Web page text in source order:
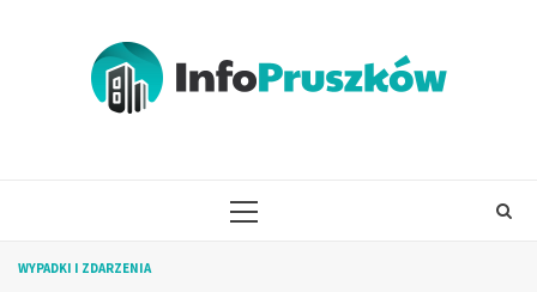
PRIMARY
WYPADKI I ZDARZENIA